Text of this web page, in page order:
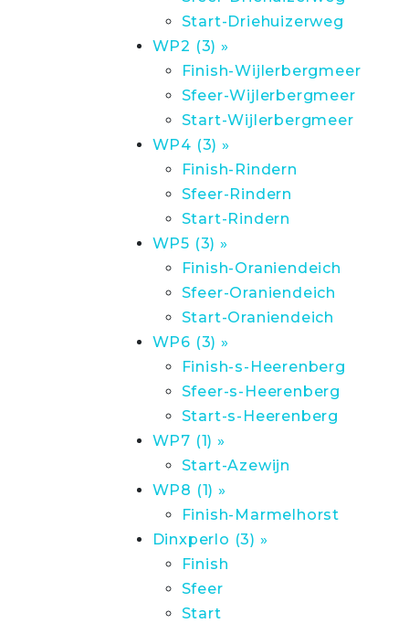
Start-Driehuizerweg
WP2 (3) »
Finish-Wijlerbergmeer
Sfeer-Wijlerbergmeer
Start-Wijlerbergmeer
WP4 (3) »
Finish-Rindern
Sfeer-Rindern
Start-Rindern
WP5 (3) »
Finish-Oraniendeich
Sfeer-Oraniendeich
Start-Oraniendeich
WP6 (3) »
Finish-s-Heerenberg
Sfeer-s-Heerenberg
Start-s-Heerenberg
WP7 (1) »
Start-Azewijn
WP8 (1) »
Finish-Marmelhorst
Dinxperlo (3) »
Finish
Sfeer
Start